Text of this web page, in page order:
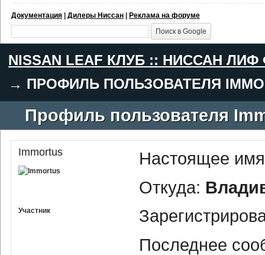
Документация | Дилеры Ниссан | Реклама на форуме
NISSAN LEAF КЛУБ :: НИССАН
→ ПРОФИЛЬ ПОЛЬЗОВАТЕЛЯ
Профиль пользователя
Immortus
Участник
Настоящее
Откуда:
Последнее